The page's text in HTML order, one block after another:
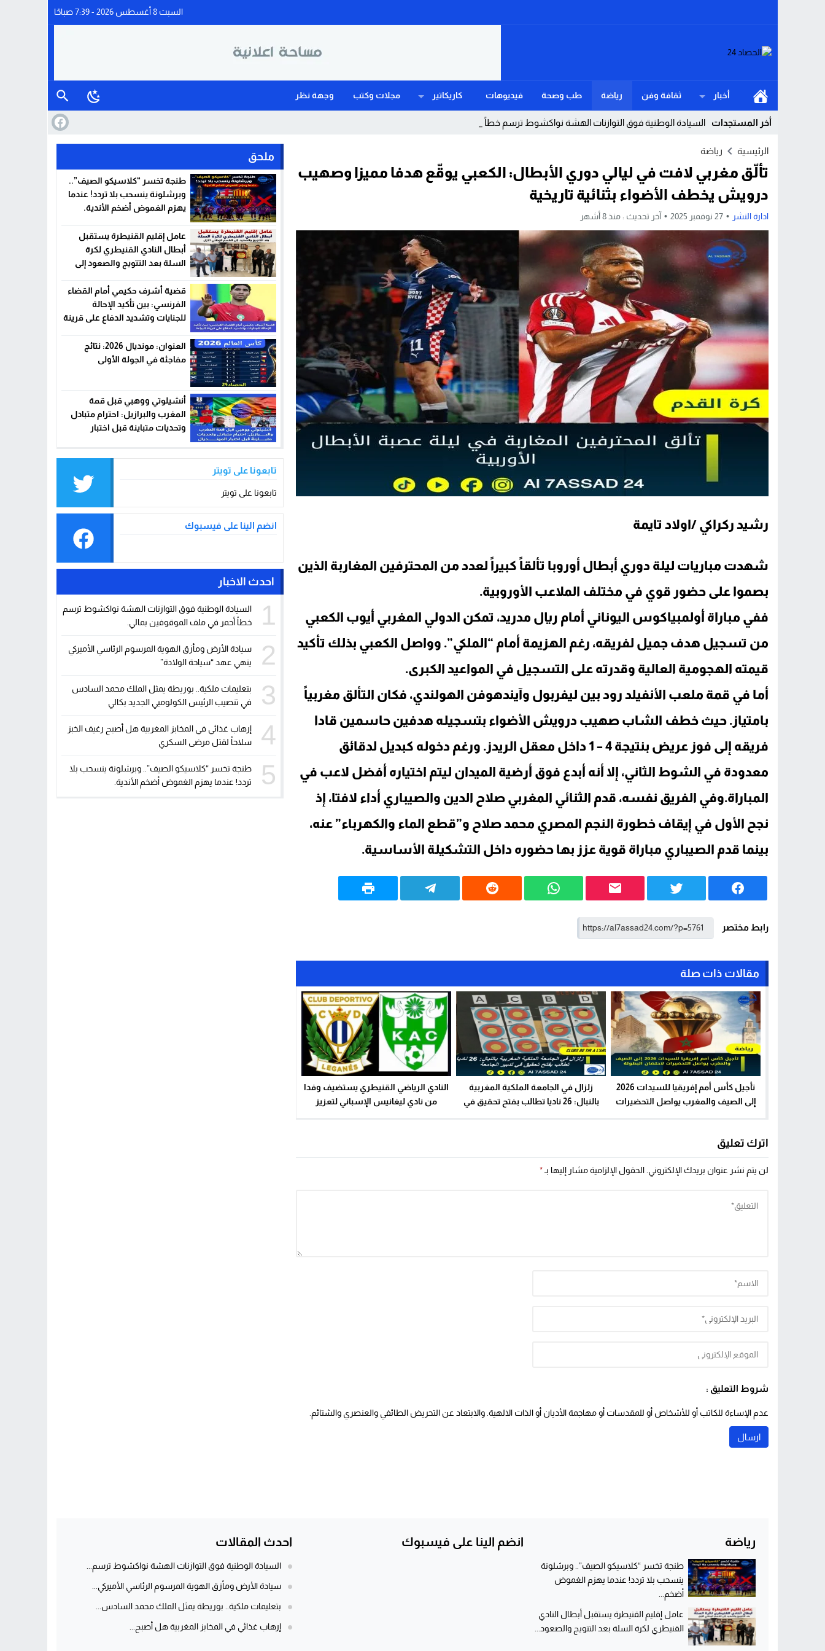
السبت 8 أغسطس 2026 - 7:39 صباحًا
أخبار ثقافة وفن رياضة طب وصحة فيديوهات كاريكاتير مجلات وكتب وجهة نظر
أخر المستجدات السيادة الوطنية فوق التوازنات الهشة نواكشوط ترسم خطاً أحمر في _
Stop
Previous
Next
الرئيسية رياضة
تألّق مغربي لافت في ليالي دوري الأبطال: الكعبي يوقّع هدفا مميزا وصهيب
درويش يخطف الأضواء بثنائية تاريخية
ادارة النشر 27 نوفمبر 2025 آخر تحديث : منذ 8 أشهر
رشيد ركراكي /اولاد تايمة
شهدت مباريات ليلة دوري أبطال أوروبا تألقاً كبيراً لعدد من المحترفين المغاربة الذين
بصموا على حضور قوي في مختلف الملاعب الأوروبية.
ففي مباراة أولمبياكوس اليوناني أمام ريال مدريد، تمكن الدولي المغربي أيوب الكعبي
من تسجيل هدف جميل لفريقه، رغم الهزيمة أمام “الملكي”. وواصل الكعبي بذلك تأكيد
قيمته الهجومية العالية وقدرته على التسجيل في المواعيد الكبرى.
أما في قمة ملعب الأنفيلد رود بين ليفربول وآيندهوفن الهولندي، فكان التألق مغربياً
بامتياز. حيث خطف الشاب صهيب درويش الأضواء بتسجيله هدفين حاسمين قادا
فريقه إلى فوز عريض بنتيجة 4 – 1 داخل معقل الريدز. ورغم دخوله كبديل لدقائق
معدودة في الشوط الثاني، إلا أنه أبدع فوق أرضية الميدان ليتم اختياره أفضل لاعب في
المباراة.وفي الفريق نفسه، قدم الثنائي المغربي صلاح الدين والصيباري أداء لافتا، إذ
نجح الأول في إيقاف خطورة النجم المصري محمد صلاح و”قطع الماء والكهرباء” عنه،
بينما قدم الصيباري مباراة قوية عزز بها حضوره داخل التشكيلة الأساسية.
رابط مختصر
مقالات ذات صلة
تأجيل كأس أمم إفريقيا للسيدات 2026
إلى الصيف والمغرب يواصل التحضيرات
زلزال في الجامعة الملكية المغربية
بالنبال: 26 ناديا تطالب بفتح تحقيق في
النادي الرياضي القنيطري يستضيف وفدا
من نادي ليغانيس الإسباني لتعزيز
اترك تعليق
لن يتم نشر عنوان بريدك الإلكتروني. الحقول الإلزامية مشار إليها بـ *
شروط التعليق :
عدم الإساءة للكاتب أو للأشخاص أو للمقدسات أو مهاجمة الأديان أو الذات الالهية. والابتعاد عن التحريض الطائفي والعنصري والشتائم.
ملحق
طنجة تخسر “كلاسيكو الصيف”..
وبرشلونة ينسحب بلا تردد! عندما
يهزم الغموض أضخم الأندية.
عامل إقليم القنيطرة يستقبل
أبطال النادي القنيطري لكرة
السلة بعد التتويج والصعود إلى
قضية أشرف حكيمي أمام القضاء
الفرنسي: بين تأكيد الإحالة
للجنايات وتشديد الدفاع على قرينة
العنوان: مونديال 2026: نتائج
مفاجئة في الجولة الأولى
أنشيلوتي ووهبي قبل قمة
المغرب والبرازيل: احترام متبادل
وتحديات متباينة قبل اختبار
تابعونا على تويتر
تابعونا على تويتر
انضم الينا على فيسبوك
احدث الاخبار
1
السيادة الوطنية فوق التوازنات الهشة نواكشوط ترسم
خطاً أحمر في ملف الموقوفين بمالي.
2
سيادة الأرض ومأزق الهوية المرسوم الرئاسي الأميركي
ينهي عهد “سياحة الولادة”
3
بتعليمات ملكية.. بوريطة يمثل الملك محمد السادس
في تنصيب الرئيس الكولومبي الجديد بكالي
4
إرهاب غذائي في المخابز المغربية هل أصبح رغيف الخبز
سلاحاً لقتل مرضى السكري
5
طنجة تخسر “كلاسيكو الصيف”.. وبرشلونة ينسحب بلا
تردد! عندما يهزم الغموض أضخم الأندية.
رياضة
طنجة تخسر “كلاسيكو الصيف”.. وبرشلونة
ينسحب بلا تردد! عندما يهزم الغموض
أضخم...
عامل إقليم القنيطرة يستقبل أبطال النادي
القنيطري لكرة السلة بعد التتويج والصعود...
انضم الينا على فيسبوك احدث المقالات
السيادة الوطنية فوق التوازنات الهشة نواكشوط ترسم...
سيادة الأرض ومأزق الهوية المرسوم الرئاسي الأميركي...
بتعليمات ملكية.. بوريطة يمثل الملك محمد السادس...
إرهاب غذائي في المخابز المغربية هل أصبح...